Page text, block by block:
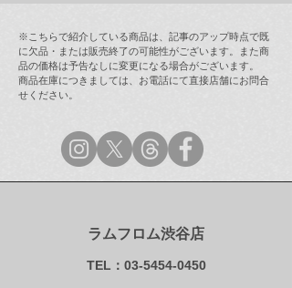
【メディア情報】雑誌
「GINZA 9月号(No.243)」
※こちらで紹介している商品は、記事のアップ時点で既
に欠品・または販売終了の可能性がございます。また商
品の価格は予告なしに変更になる場合がございます。
商品在庫につきましては、お電話にて直接店舗にお問合
せください。
ラムフロム渋谷店
TEL：03-5454-0450